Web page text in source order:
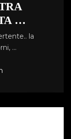
…
la
…